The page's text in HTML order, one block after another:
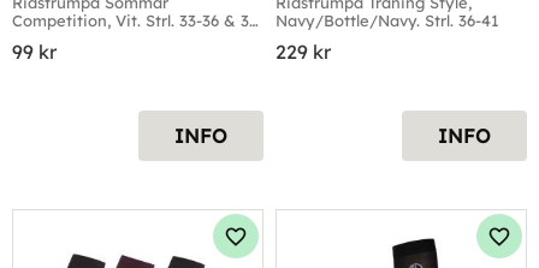
Competition, Vit. Strl. 33-36 & 37-
99 kr
INFO
41
Navy/Bottle/Navy. Strl. 36-41
229 kr
INFO
Lägg till i favoriter